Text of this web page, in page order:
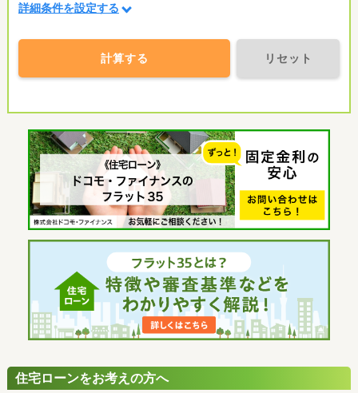
詳細条件を設定する
計算する リセット
住宅ローンをお考えの方へ